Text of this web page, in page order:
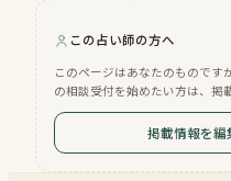
この占い師の方へ
このページはあなたのものです
の相談受付を始めたい方は、掲
掲載情報を編